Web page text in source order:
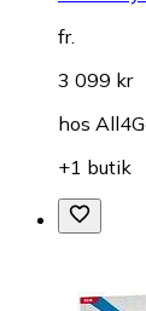
fr.
3 099 kr
hos
+1 butik